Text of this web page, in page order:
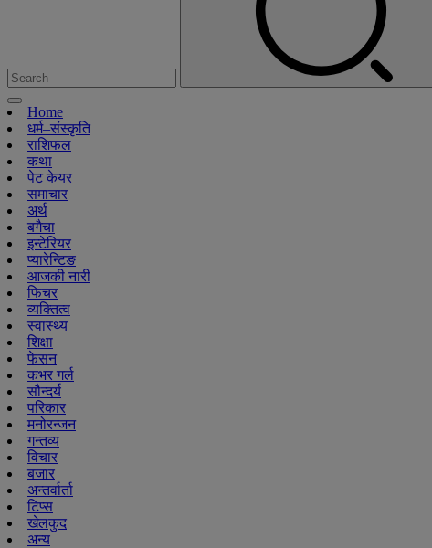
Home
धर्म–संस्कृति
राशिफल
कथा
पेट केयर
समाचार
अर्थ
बगैचा
इन्टेरियर
प्यारेन्टिङ
आजकी नारी
फिचर
व्यक्तित्व
स्वास्थ्य
शिक्षा
फेसन
कभर गर्ल
सौन्दर्य
परिकार
मनोरन्जन
गन्तव्य
विचार
बजार
अन्तर्वार्ता
टिप्स
खेलकुद
अन्य